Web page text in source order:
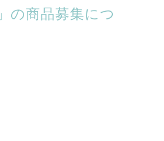
の商品募集につ